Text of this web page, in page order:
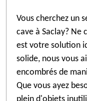
Vous cherchez un
cave à Saclay? Ne
est votre solution
solide, nous vous
encombrés de
Que vous ayez